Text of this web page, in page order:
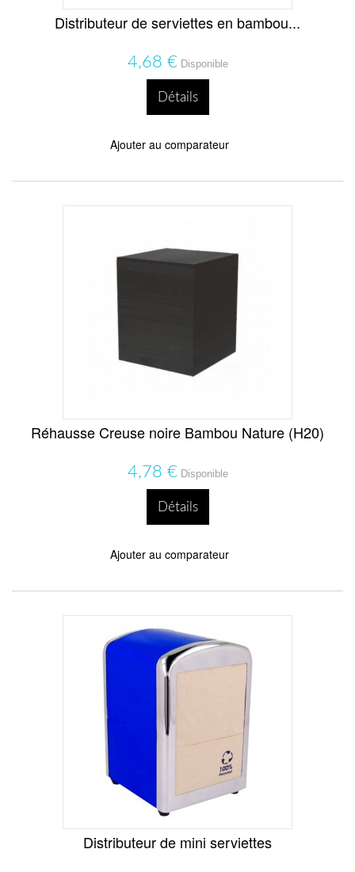
Distributeur de serviettes en bambou...
4,68 € Disponible
Détails
Ajouter au comparateur
Réhausse Creuse noire Bambou Nature (H20)
4,78 € Disponible
Détails
Ajouter au comparateur
Distributeur de mini serviettes